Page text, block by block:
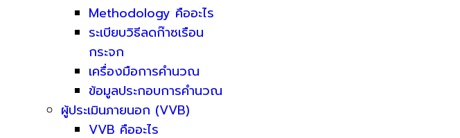
Methodology คืออะไร
ระเบียบวิธีลดก๊าซเรือน
กระจก
เครื่องมือการคำนวณ
ข้อมูลประกอบการคำนวณ
ผู้ประเมินภายนอก (VVB)
VVB คืออะไร